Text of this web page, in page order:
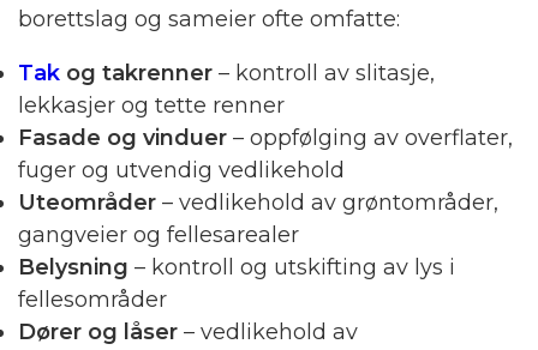
borettslag og sameier ofte omfatte:
Tak og takrenner – kontroll av slitasje,
lekkasjer og tette renner
Fasade og vinduer – oppfølging av overflater,
fuger og utvendig vedlikehold
Uteområder – vedlikehold av grøntområder,
gangveier og fellesarealer
Belysning – kontroll og utskifting av lys i
fellesområder
Dører og låser – vedlikehold av